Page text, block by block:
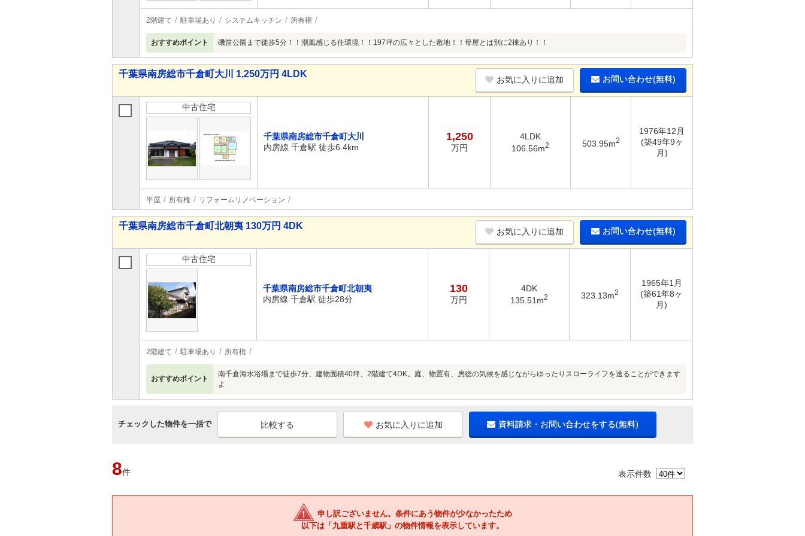
2階建て 駐車場あり システムキッチン 所有権
おすすめポイント 磯笛公園まで徒歩5分！！潮風感じる住環境！！197坪の広々とした敷地！！母屋とは別に2棟あり！！
千葉県南房総市千倉町大川 1,250万円 4LDK
お気に入りに追加 お問い合わせ(無料)
中古住宅
千葉県南房総市千倉町大川
内房線 千倉駅 徒歩6.4km
1,250
万円
4LDK
106.56m2 503.95m2
1976年12月
(築49年9ヶ
月)
平屋 所有権 リフォームリノベーション
千葉県南房総市千倉町北朝夷 130万円 4DK
お気に入りに追加 お問い合わせ(無料)
中古住宅
千葉県南房総市千倉町北朝夷
内房線 千倉駅 徒歩28分
130
万円
4DK
135.51m2 323.13m2
1965年1月
(築61年8ヶ
月)
2階建て 駐車場あり 所有権
おすすめポイント
南千倉海水浴場まで徒歩7分、建物面積40坪、2階建て4DK。庭、物置有、房総の気候を感じながらゆったりスローライフを送ることができます
よ
チェックした物件を一括で お気に入りに追加 資料請求・お問い合わせをする(無料)
8件 表示件数
申し訳ございません。条件にあう物件が少なかったため
以下は「九重駅と千歳駅」の物件情報を表示しています。